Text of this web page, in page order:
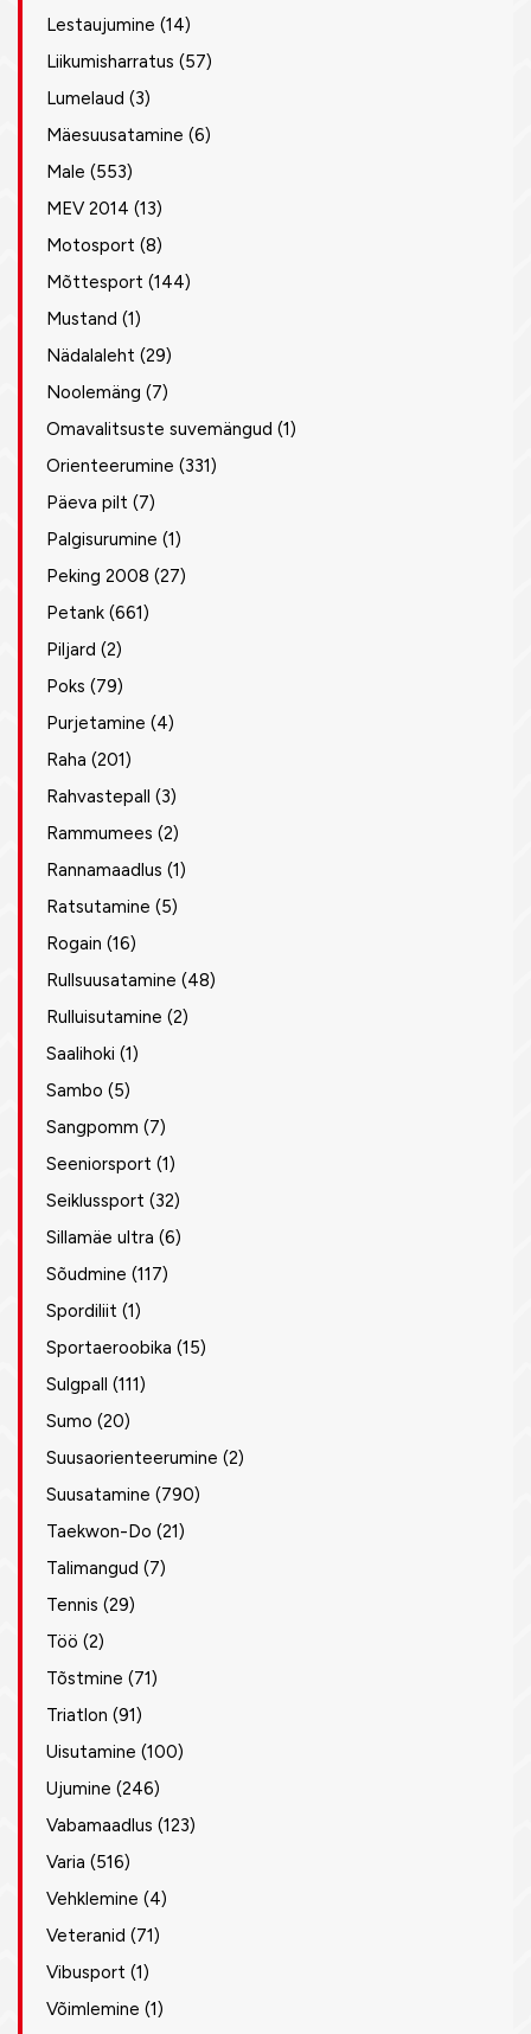
Lestaujumine (14)
Liikumisharratus (57)
Lumelaud (3)
Mäesuusatamine (6)
Male (553)
MEV 2014 (13)
Motosport (8)
Mõttesport (144)
Mustand (1)
Nädalaleht (29)
Noolemäng (7)
Omavalitsuste suvemängud (1)
Orienteerumine (331)
Päeva pilt (7)
Palgisurumine (1)
Peking 2008 (27)
Petank (661)
Piljard (2)
Poks (79)
Purjetamine (4)
Raha (201)
Rahvastepall (3)
Rammumees (2)
Rannamaadlus (1)
Ratsutamine (5)
Rogain (16)
Rullsuusatamine (48)
Rulluisutamine (2)
Saalihoki (1)
Sambo (5)
Sangpomm (7)
Seeniorsport (1)
Seiklussport (32)
Sillamäe ultra (6)
Sõudmine (117)
Spordiliit (1)
Sportaeroobika (15)
Sulgpall (111)
Sumo (20)
Suusaorienteerumine (2)
Suusatamine (790)
Taekwon-Do (21)
Talimangud (7)
Tennis (29)
Töö (2)
Tõstmine (71)
Triatlon (91)
Uisutamine (100)
Ujumine (246)
Vabamaadlus (123)
Varia (516)
Vehklemine (4)
Veteranid (71)
Vibusport (1)
Võimlemine (1)